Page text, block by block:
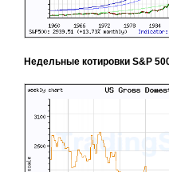
Недельные котировки S&P